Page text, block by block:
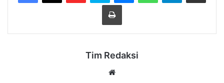
Cetak
Tim Redaksi